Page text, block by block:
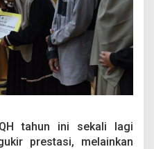
tahun ini sekali lagi
prestasi, melainkan